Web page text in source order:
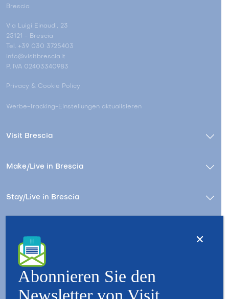
Brescia
Via Luigi Einaudi, 23
25121 - Brescia
Tel. +39 030 3725403
info@visitbrescia.it
P. IVA 02403340983
Privacy & Cookie Policy
Werbe-Tracking-Einstellungen aktualisieren
Visit Brescia
Make/Live in Brescia
Stay/Live in Brescia
KontactWer wir sind – Besuchen Sie Brescia
Copyright © 2026 - All Rights Reserved - Visit Brescia
Abonnieren Sie den
Newsletter von Visit